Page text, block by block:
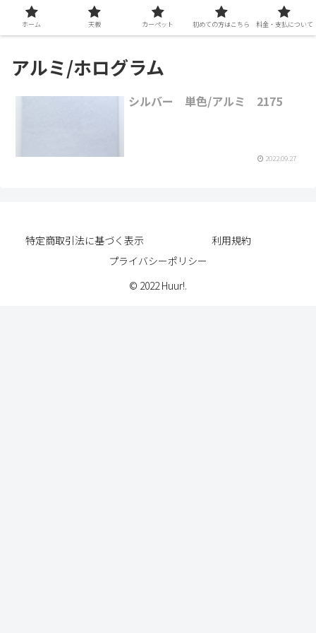
アルミ/ホログラム
シルバー 単色/アルミ 2175
2022.09.27
特定商取引法に基づく表示
利用規約
プライバシーポリシー
© 2022 Huur!.
ホーム 天板 カーペット 初めての方はこちら 料金・支払について